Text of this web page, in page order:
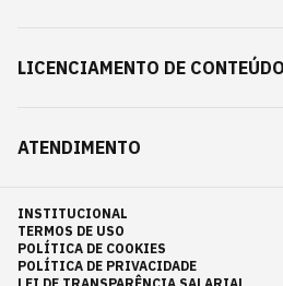
LICENCIAMENTO DE CONTEÚDO
ATENDIMENTO
INSTITUCIONAL
TERMOS DE USO
POLÍTICA DE COOKIES
POLÍTICA DE PRIVACIDADE